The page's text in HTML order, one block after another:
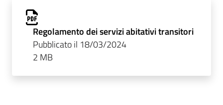
Regolamento dei servizi abitativi transitori
Pubblicato il 18/03/2024
2 MB